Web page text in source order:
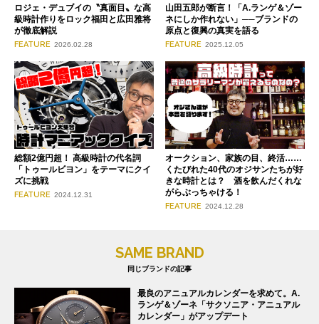
ロジェ・デュブイの〝真面目〟な高
級時計作りをロック福田と広田雅将
が徹底解説
FEATURE 2026.02.28
山田五郎が断言！「A.ランゲ＆ゾー
ネにしか作れない」──ブランドの
原点と復興の真実を語る
FEATURE 2025.12.05
総額2億円超！ 高級時計の代名詞
「トゥールビヨン」をテーマにクイ
ズに挑戦
FEATURE 2024.12.31
オークション、家族の目、終活……
くたびれた40代のオジサンたちが好
きな時計とは？ 酒を飲んだくれな
がらぶっちゃける！
FEATURE 2024.12.28
SAME BRAND
同じブランドの記事
最良のアニュアルカレンダーを求めて。A.
ランゲ＆ゾーネ「サクソニア・アニュアル
カレンダー」がアップデート